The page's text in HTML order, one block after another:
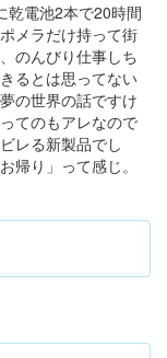
乾電池2本で20時間
メラだけ持って街
のんびり仕事しち
るとは思ってない
の世界の話ですけ
てのもアレなので
レる新製品でし
帰り」って感じ。